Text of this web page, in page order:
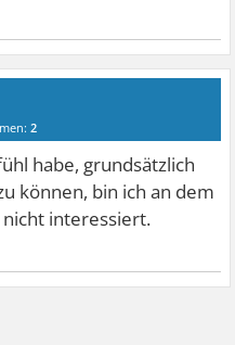
2
habe, grundsätzlich
können, bin ich an dem
nicht interessiert.